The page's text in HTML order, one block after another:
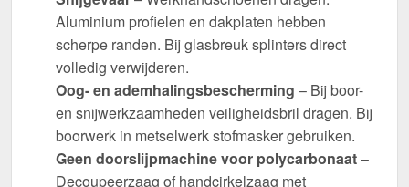
Aluminium profielen en dakplaten hebben
scherpe randen. Bij glasbreuk splinters direct
volledig verwijderen.
Oog- en ademhalingsbescherming – Bij boor-
en snijwerkzaamheden veiligheidsbril dragen. Bij
boorwerk in metselwerk stofmasker gebruiken.
Geen doorslijpmachine voor polycarbonaat–
Decoupeerzaag of handcirkelzaag met